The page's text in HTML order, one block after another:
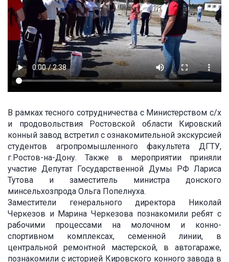
В рамках тесного сотрудничества с Министерством с/х
и продовольствия Ростовской области Кировский
конный завод встретил с ознакомительной экскурсией
студентов агропромышленного факультета ДГТУ,
г.Ростов-на-Дону. Также в мероприятии приняли
участие Депутат Государственной Думы РФ Лариса
Тутова и заместитель министра донского
минсельхозпрода Ольга Попелнуха.
Заместители генерального директора Николай
Черкезов и Марина Черкезова познакомили ребят с
рабочими процессами на молочном и конно-
спортивном комплексах, семенной линии, в
центральной ремонтной мастерской, в автогараже,
познакомили с историей Кировского конного завода в